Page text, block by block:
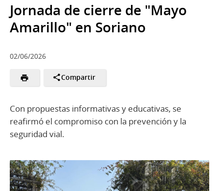
Jornada de cierre de "Mayo
Amarillo" en Soriano
02/06/2026
Compartir
Con propuestas informativas y educativas, se
reafirmó el compromiso con la prevención y la
seguridad vial.